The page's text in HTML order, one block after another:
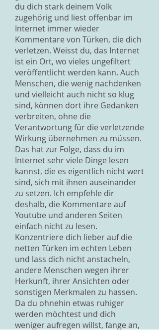
du dich stark deinem Volk
zugehörig und liest offenbar im
Internet immer wieder
Kommentare von Türken, die dich
verletzen. Weisst du, das Internet
ist ein Ort, wo vieles ungefiltert
veröffentlicht werden kann. Auch
Menschen, die wenig nachdenken
und vielleicht auch nicht so klug
sind, können dort ihre Gedanken
verbreiten, ohne die
Verantwortung für die verletzende
Wirkung übernehmen zu müssen.
Das hat zur Folge, dass du im
Internet sehr viele Dinge lesen
kannst, die es eigentlich nicht wert
sind, sich mit ihnen auseinander
zu setzen. Ich empfehle dir
deshalb, die Kommentare auf
Youtube und anderen Seiten
einfach nicht zu lesen.
Konzentriere dich lieber auf die
netten Türken im echten Leben
und lass dich nicht anstacheln,
andere Menschen wegen ihrer
Herkunft, ihrer Ansichten oder
sonstigen Merkmalen zu hassen.
Da du ohnehin etwas ruhiger
werden möchtest und dich
weniger aufregen willst, fange an,